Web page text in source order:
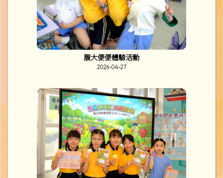
腹大便便體驗活動
2026-04-27